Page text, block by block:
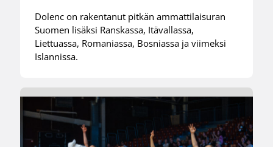
Dolenc on rakentanut pitkän ammattilaisuran
Suomen lisäksi Ranskassa, Itävallassa,
Liettuassa, Romaniassa, Bosniassa ja viimeksi
Islannissa.